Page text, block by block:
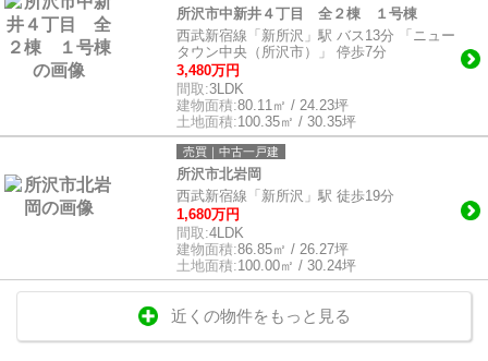
所沢市中新井４丁目 全２棟 １号棟
西武新宿線「新所沢」駅 バス13分 「ニュー
タウン中央（所沢市）」 停歩7分
3,480万円
間取:3LDK
建物面積:80.11㎡ / 24.23坪
土地面積:100.35㎡ / 30.35坪
売買｜中古一戸建
所沢市北岩岡
西武新宿線「新所沢」駅 徒歩19分
1,680万円
間取:4LDK
建物面積:86.85㎡ / 26.27坪
土地面積:100.00㎡ / 30.24坪
近くの物件をもっと見る